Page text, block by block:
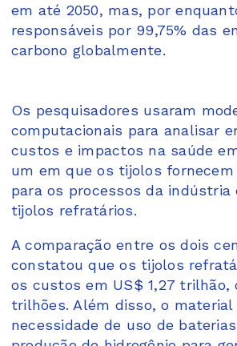
em até 2050, mas, por
responsáveis por 99,75% das
carbono globalmente.
Os pesquisadores usaram
computacionais para analisar
custos e impactos na saúde
um em que os tijolos
para os processos da indústria
tijolos refratários.
A comparação entre os dois
constatou que os tijolos
os custos em US$ 1,27 trilhão,
trilhões. Além disso, o material
necessidade de uso de